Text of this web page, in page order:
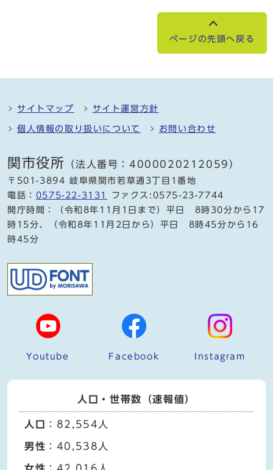
ページの先頭へ戻る
サイトマップ サイト運営方針
個人情報の取り扱いについて お問い合わせ
関市役所 （法人番号：4000020212059）
〒501-3894 岐阜県関市若草通3丁目1番地
電話： 0575-22-3131
ファクス:0575-23-7744
開庁時間：（令和8年11月1日まで）平日 8時30分から17
時15分、（令和8年11月2日から）平日 8時45分から16
時45分
Youtube Facebook Instagram
人口・世帯数（速報値）
人口 ：82,554人
男性 ：40,538人
女性 ：42,016人